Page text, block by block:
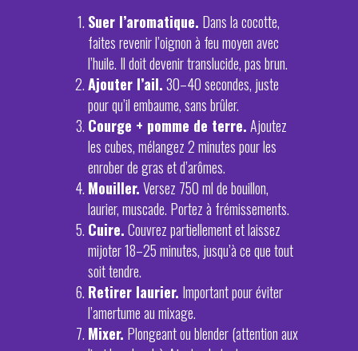
Suer l’aromatique. Dans la cocotte,
faites revenir l’oignon à feu moyen avec
l’huile. Il doit devenir translucide, pas brun.
Ajouter l’ail.30–40 secondes, juste
pour qu’il embaume, sans brûler.
Courge + pomme de terre.Ajoutez
les cubes, mélangez 2 minutes pour les
enrober de gras et d’arômes.
Mouiller.Versez 750 ml de bouillon,
laurier, muscade. Portez à frémissements.
Cuire.Couvrez partiellement et laissez
mijoter 18–25 minutes, jusqu’à ce que tout
soit tendre.
Retirer laurier. Important pour éviter
l’amertume au mixage.
Mixer. Plongeant ou blender (attention aux